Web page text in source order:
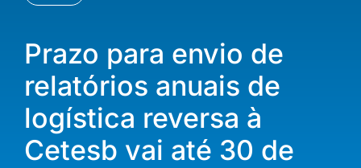
Prazo para envio de
relatórios anuais de
logística reversa à
Cetesb vai até 30 de